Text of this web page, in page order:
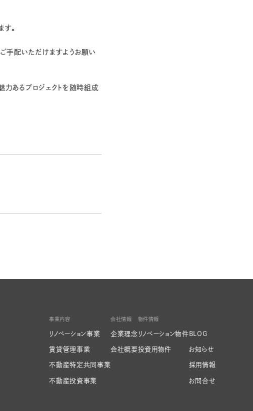
。
手配いただけますようお願い
力あるプロジェクトを随時組成
事業内容
リノベーション事業
賃貸管理事業
不動産特定共同事業
不動産投資事業
会社情報
企業理念
会社概要
物件情報
リノベーション物件
投資用物件
BLOG
お知らせ
採用情報
お問合せ